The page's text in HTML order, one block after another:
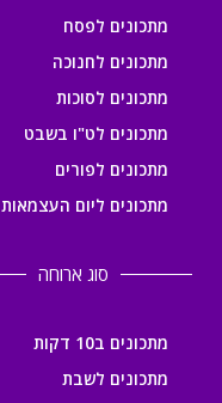
מתכונים לפסח
מתכונים לחנוכה
מתכונים לסוכות
מתכונים לט"ו בשבט
מתכונים לפורים
מתכונים ליום העצמאות
סוג ארוחה
מתכונים ב10 דקות
מתכונים לשבת